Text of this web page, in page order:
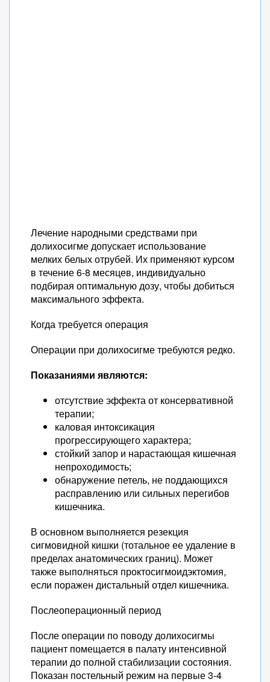
Лечение народными средствами при
долихосигме допускает использование
мелких белых отрубей. Их применяют курсом
в течение 6-8 месяцев, индивидуально
подбирая оптимальную дозу, чтобы добиться
максимального эффекта.
Когда требуется операция
Операции при долихосигме требуются редко.
Показаниями являются:
отсутствие эффекта от консервативной
терапии;
каловая интоксикация
прогрессирующего характера;
стойкий запор и нарастающая кишечная
непроходимость;
обнаружение петель, не поддающихся
расправлению или сильных перегибов
кишечника.
В основном выполняется резекция
сигмовидной кишки (тотальное ее удаление в
пределах анатомических границ). Может
также выполняться проктосигмоидэктомия,
если поражен дистальный отдел кишечника.
Послеоперационный период
После операции по поводу долихосигмы
пациент помещается в палату интенсивной
терапии до полной стабилизации состояния.
Показан постельный режим на первые 3-4